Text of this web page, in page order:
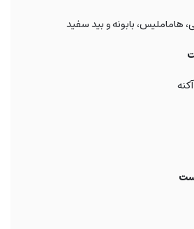
هاماملیس، بابونه و بید سفید